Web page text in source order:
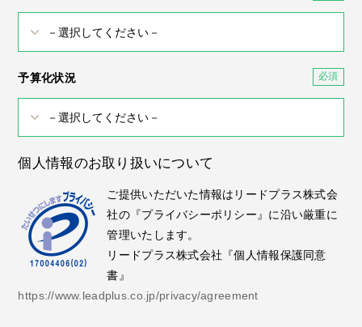
予算化状況
個人情報のお取り扱いについて
ご提供いただいた情報はリードプラス株式会
社の『プライバシーポリシー』に沿い厳重に
管理いたします。
リードプラス株式会社『個人情報保護同意
書』
https://www.leadplus.co.jp/privacy/agreement